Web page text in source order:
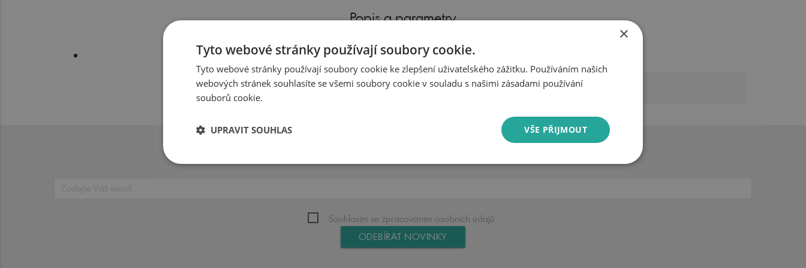
Popis a parametry
Parametry produktu
Určeno pro
Souhlasím se zpracováním osobních údajů.
ODEBÍRAT NOVINKY
×
Tyto webové stránky používají soubory cookie.
Tyto webové stránky používají soubory cookie ke zlepšení uživatelského zážitku. Používáním našich
webových stránek souhlasíte se všemi soubory cookie v souladu s našimi zásadami používání
souborů cookie.
VŠE PŘIJMOUT
UPRAVIT SOUHLAS